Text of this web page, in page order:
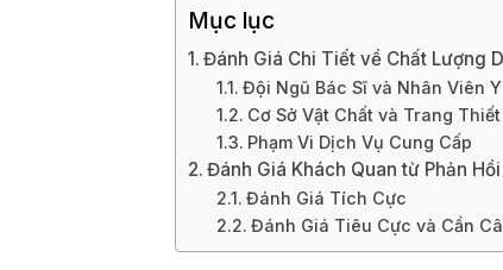
Mục lục
Đánh Giá Chi Tiết về Chất Lượng
Đội Ngũ Bác Sĩ và Nhân Viên
Cơ Sở Vật Chất và Trang Thiết
Phạm Vi Dịch Vụ Cung Cấp
Đánh Giá Khách Quan từ Phản
Đánh Giá Tích Cực
Đánh Giá Tiêu Cực và Cần